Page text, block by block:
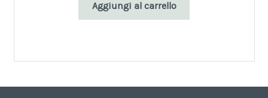
Aggiungi al carrello